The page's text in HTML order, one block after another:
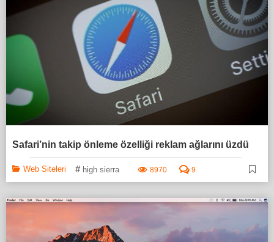
Safari’nin takip önleme özelliği reklam ağlarını üzdü
Web Siteleri # high sierra 8970 9